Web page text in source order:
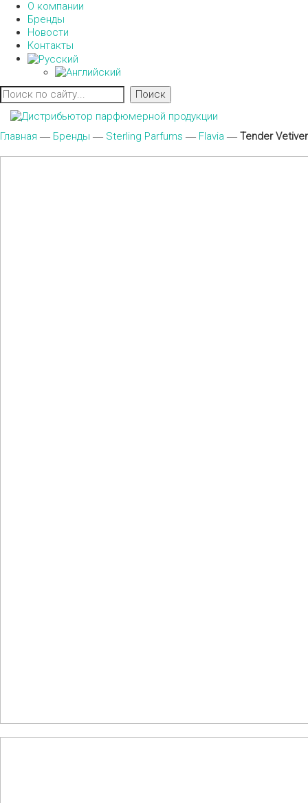
О компании
Бренды
Новости
Контакты
Главная ― Бренды ― Sterling Parfums ― Flavia ― Tender Vetiver